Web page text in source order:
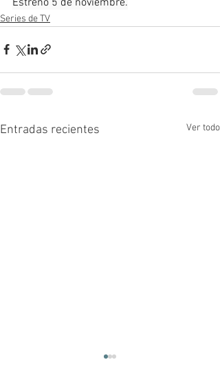
Series de TV
Entradas recientes Ver todo